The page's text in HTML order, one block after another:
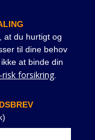
at du hurtigt og
til dine behov
at binde din
risk forsikring.